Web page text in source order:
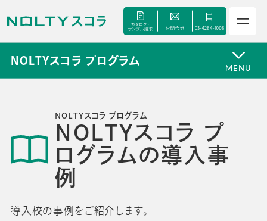
セミナー
NOLTYスコラ プログラム
MENU
NOLTYスコラ プ
ログラムの導入事
例
NOLTYスコラ プログラム
導入校の事例をご紹介します。